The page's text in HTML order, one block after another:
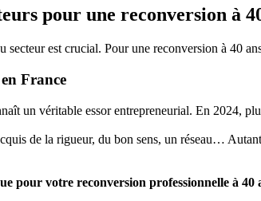
pour une reconversion à
est crucial. Pour une reconversion à 40
France
un véritable essor entrepreneurial. En 2024,
de la rigueur, du bon sens, un réseau…
pour votre reconversion professionnelle à 40